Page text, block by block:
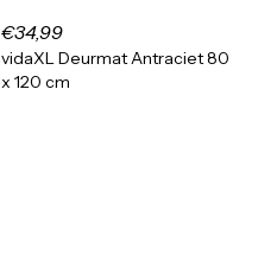
€34,99
vidaXL Deurmat Antraciet 80
x 120 cm